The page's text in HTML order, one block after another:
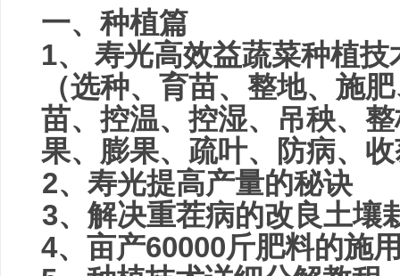
一、种植篇
1、
寿光高效益蔬菜种植技
（选种、育苗、整地、施
苗、控温、控湿、吊秧、
果、膨果、疏叶、防病、
2、 寿光提高产量的秘诀
3、解决重茬病的改良土壤
4、亩产60000斤肥料的施